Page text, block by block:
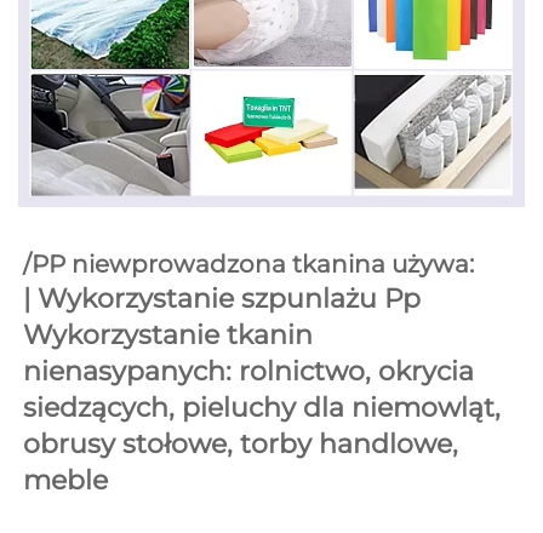
/PP niewprowadzona tkanina używa:
| Wykorzystanie szpunlażu Pp
Wykorzystanie tkanin
nienasypanych: rolnictwo, okrycia
siedzących, pieluchy dla niemowląt,
obrusy stołowe, torby handlowe,
meble